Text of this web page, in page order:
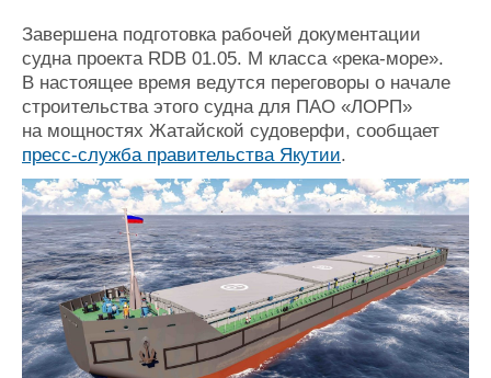
Репутация
Работа
Крюинг
Журнал
Реклама
Изделия
Материалы
Услуги
Конференции
Выставки и семинары
Личности
Словарь
Флот
Галерея флота
Форум
Отзывы
Все службы
Завершена подготовка рабочей документации
судна проекта RDB 01.05. М класса «река-море».
В настоящее время ведутся переговоры о начале
строительства этого судна для ПАО «ЛОРП»
на мощностях Жатайской судоверфи, сообщает
пресс-служба правительства Якутии.